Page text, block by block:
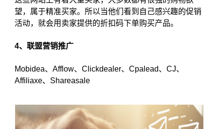
望，属于精准买家。所以当他们看到自己感兴趣的促销
活动，就会用卖家提供的折扣码下单购买产品。
4、联盟营销推广
Mobidea、Afflow、Clickdealer、Cpalead、CJ、
Affiliaxe、Shareasale